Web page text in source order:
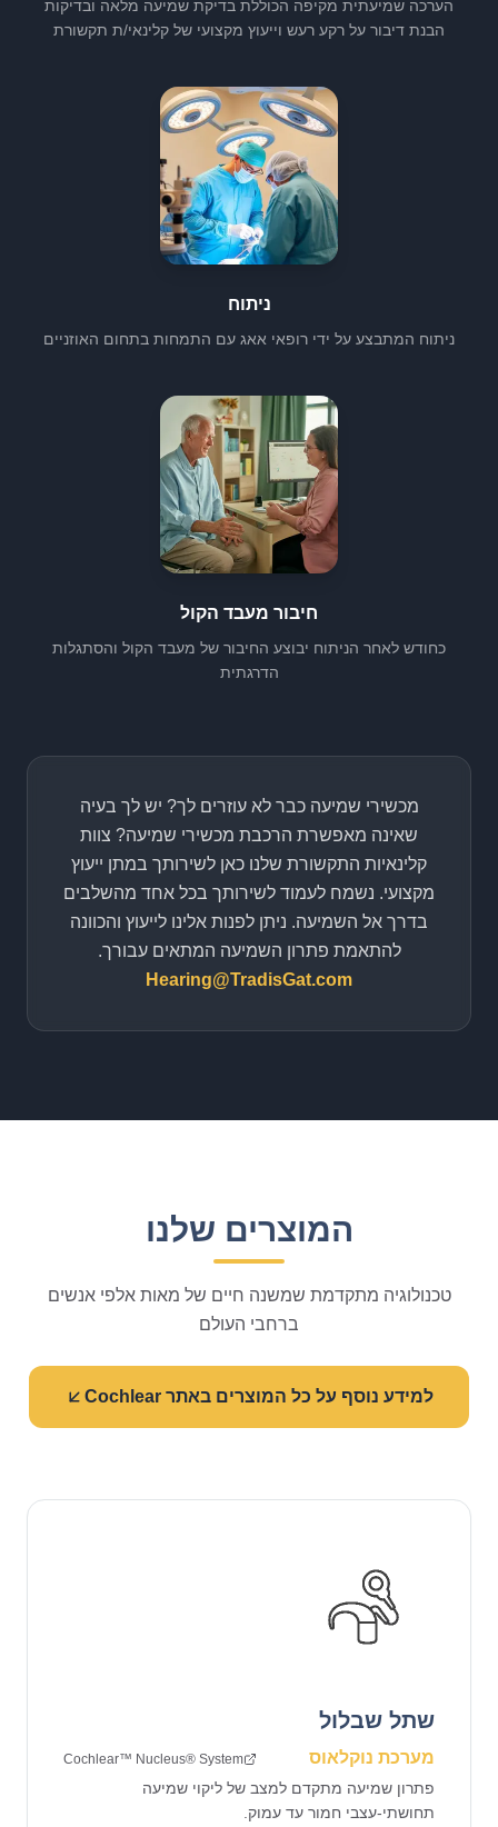
הערכה שמיעתית מקיפה הכוללת בדיקת שמיעה מלאה ובדיקות
הבנת דיבור על רקע רעש וייעוץ מקצועי של קלינאי/ת תקשורת
ניתוח
ניתוח המתבצע על ידי רופאי אאג עם התמחות בתחום האוזניים
חיבור מעבד הקול
כחודש לאחר הניתוח יבוצע החיבור של מעבד הקול והסתגלות
הדרגתית
מכשירי שמיעה כבר לא עוזרים לך? יש לך בעיה
שאינה מאפשרת הרכבת מכשירי שמיעה? צוות
קלינאיות התקשורת שלנו כאן לשירותך במתן ייעוץ
מקצועי. נשמח לעמוד לשירותך בכל אחד מהשלבים
בדרך אל השמיעה. ניתן לפנות אלינו לייעוץ והכוונה
להתאמת פתרון השמיעה המתאים עבורך.
Hearing@TradisGat.com
המוצרים שלנו
טכנולוגיה מתקדמת שמשנה חיים של מאות אלפי אנשים
ברחבי העולם
למידע נוסף על כל המוצרים באתר Cochlear
שתל שבלול
מערכת נוקלאוס Cochlear™ Nucleus® System
פתרון שמיעה מתקדם למצב של ליקוי שמיעה